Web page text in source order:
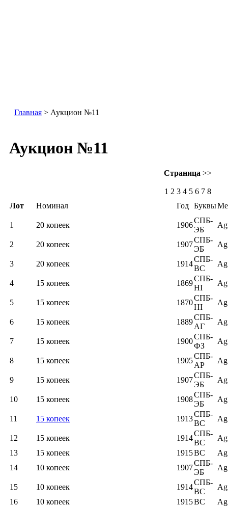
Главная > Аукцион №11
Аукцион №11
Страница >>
1 2 3 4 5 6 7 8
Лот
Номинал Год Буквы
1 20 копеек 1906
СПБ-
ЭБ
Ag
2 20 копеек 1907
СПБ-
ЭБ
Ag
3 20 копеек 1914
СПБ-
ВС
Ag
4 15 копеек 1869
СПБ-
HI
Ag
5 15 копеек 1870
СПБ-
HI
Ag
6 15 копеек 1889
СПБ-
AГ
Ag
7 15 копеек 1900
СПБ-
ФЗ
Ag
8 15 копеек 1905
СПБ-
AP
Ag
9 15 копеек 1907
СПБ-
ЭБ
Ag
10 15 копеек 1908
СПБ-
ЭБ
Ag
11 15 копеек 1913
СПБ-
BC
Ag
12 15 копеек 1914
СПБ-
ВС
Ag
13
15 копеек 1915BC
Ag
14
10 копеек 1907
СПБ-
ЭБ
Ag
15 10 копеек 1914
СПБ-
ВС
Ag
16
10 копеек 1915BC
Ag